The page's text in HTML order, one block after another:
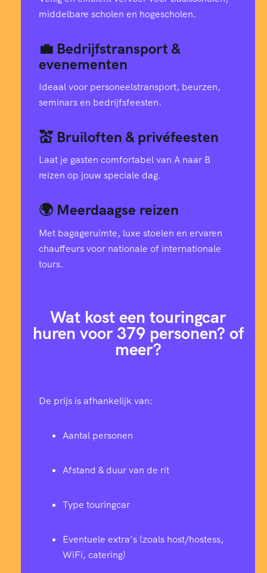
middelbare scholen en hogescholen.
💼 Bedrijfstransport &
evenementen
Ideaal voor personeelstransport, beurzen,
seminars en bedrijfsfeesten.
💒 Bruiloften & privéfeesten
Laat je gasten comfortabel van A naar B
reizen op jouw speciale dag.
🌍 Meerdaagse reizen
Met bagageruimte, luxe stoelen en ervaren
chauffeurs voor nationale of internationale
tours.
Wat kost een touringcar
huren voor 379 personen? of
meer?
De prijs is afhankelijk van:
Aantal personen
Afstand & duur van de rit
Type touringcar
Eventuele extra’s (zoals host/hostess,
WiFi, catering)